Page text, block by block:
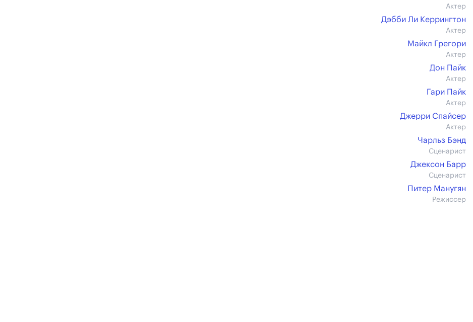
Актер
Дэбби Ли Керрингтон
Актер
Майкл Грегори
Актер
Дон Пайк
Актер
Гари Пайк
Актер
Джерри Спайсер
Актер
Чарльз Бэнд
Сценарист
Джексон Барр
Сценарист
Питер Манугян
Режиссер